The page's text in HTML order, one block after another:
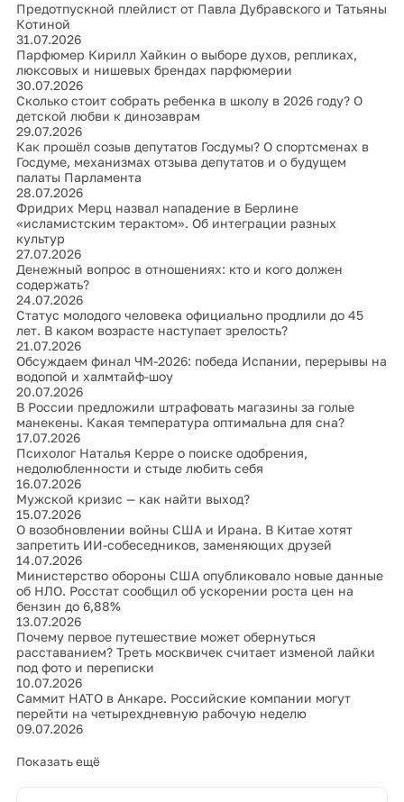
Предотпускной плейлист от Павла Дубравского и Татьяны
Котиной
31.07.2026
Парфюмер Кирилл Хайкин о выборе духов, репликах,
люксовых и нишевых брендах парфюмерии
30.07.2026
Сколько стоит собрать ребенка в школу в 2026 году? О
детской любви к динозаврам
29.07.2026
Как прошёл созыв депутатов Госдумы? О спортсменах в
Госдуме, механизмах отзыва депутатов и о будущем
палаты Парламента
28.07.2026
Фридрих Мерц назвал нападение в Берлине
«исламистским терактом». Об интеграции разных
культур
27.07.2026
Денежный вопрос в отношениях: кто и кого должен
содержать?
24.07.2026
Статус молодого человека официально продлили до 45
лет. В каком возрасте наступает зрелость?
21.07.2026
Обсуждаем финал ЧМ-2026: победа Испании, перерывы на
водопой и халмтайф-шоу
20.07.2026
В России предложили штрафовать магазины за голые
манекены. Какая температура оптимальна для сна?
17.07.2026
Психолог Наталья Керре о поиске одобрения,
недолюбленности и стыде любить себя
16.07.2026
Мужской кризис — как найти выход?
15.07.2026
О возобновлении войны США и Ирана. В Китае хотят
запретить ИИ-собеседников, заменяющих друзей
14.07.2026
Министерство обороны США опубликовало новые данные
об НЛО. Росстат сообщил об ускорении роста цен на
бензин до 6,88%
13.07.2026
Почему первое путешествие может обернуться
расставанием? Треть москвичек считает изменой лайки
под фото и переписки
10.07.2026
Саммит НАТО в Анкаре. Российские компании могут
перейти на четырехдневную рабочую неделю
09.07.2026
Показать ещё